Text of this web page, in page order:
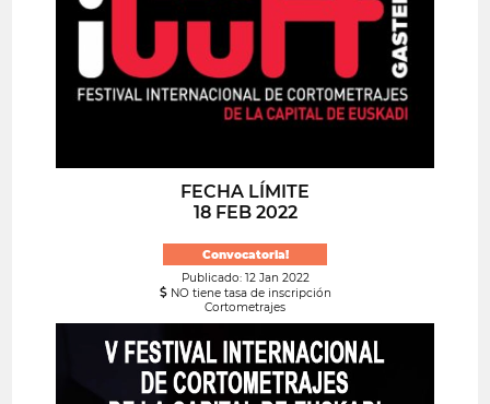
FECHA LÍMITE
18 FEB 2022
Convocatoria!
Publicado: 12 Jan 2022
NO tiene tasa de inscripción
Cortometrajes